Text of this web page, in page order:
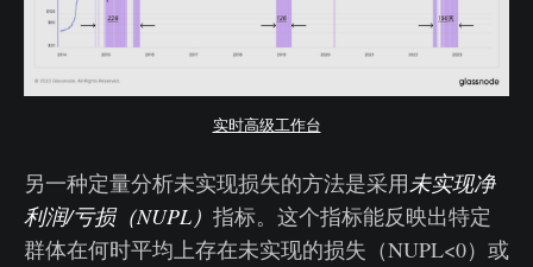
实时高级工作台
另一种定量分析未实现损失的方法是采用未实现净
利润/亏损（NUPL） 指标。这个指标能反映出特定
群体在何时平均上存在未实现的损失（NUPL<0）或